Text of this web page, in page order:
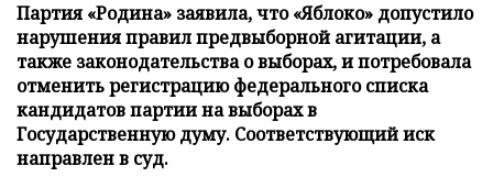
Партия «Родина» заявила, что «Яблоко» допустило
нарушения правил предвыборной агитации, а
также законодательства о выборах, и потребовала
отменить регистрацию федерального списка
кандидатов партии на выборах в
Государственную думу. Соответствующий иск
направлен в суд.